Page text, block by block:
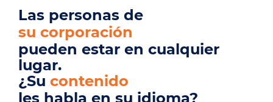
Las personas de
su base de usuarios
pueden estar en cualquier
lugar.
¿Su producto
les habla en su idioma?